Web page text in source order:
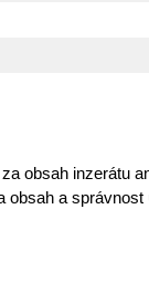
obsah inzerátu
obsah a